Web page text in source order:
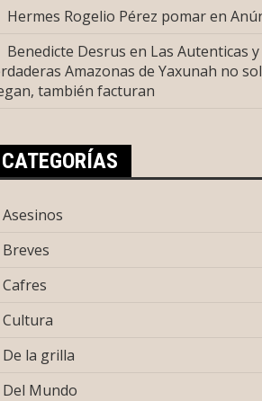
Hermes Rogelio Pérez pomaren
Benedicte Desrus en Las Autenticas y
Amazonas de Yaxunah no
también facturan
CATEGORÍAS
Asesinos
Breves
Cafres
Cultura
De la grilla
Del Mundo